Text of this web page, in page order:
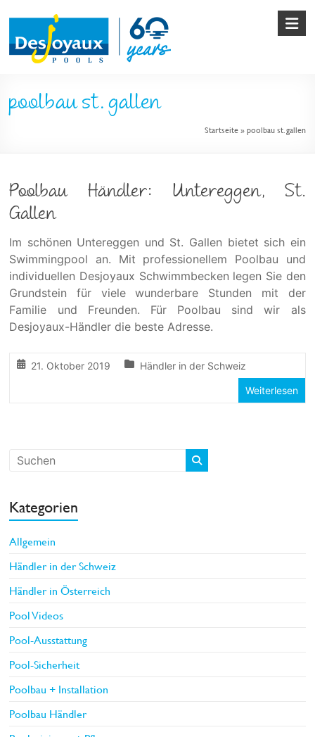
content
&
Desjoyaux
poolbau st. gallen
Startseite»poolbau st. gallen
Poolbau Händler: Untereggen, St.
Gallen
Im schönen Untereggen und St. Gallen bietet sich ein
Swimmingpool an. Mit professionellem Poolbau und
individuellen Desjoyaux Schwimmbecken legen Sie den
Grundstein für viele wunderbare Stunden mit der
Familie und Freunden. Für Poolbau sind wir als
Desjoyaux-Händler die beste Adresse.
21. Oktober 2019 Händler in der Schweiz
Weiterlesen
Kategorien
Allgemein
Händler in der Schweiz
Händler in Österreich
Pool Videos
Pool-Ausstattung
Pool-Sicherheit
Poolbau + Installation
Poolbau Händler